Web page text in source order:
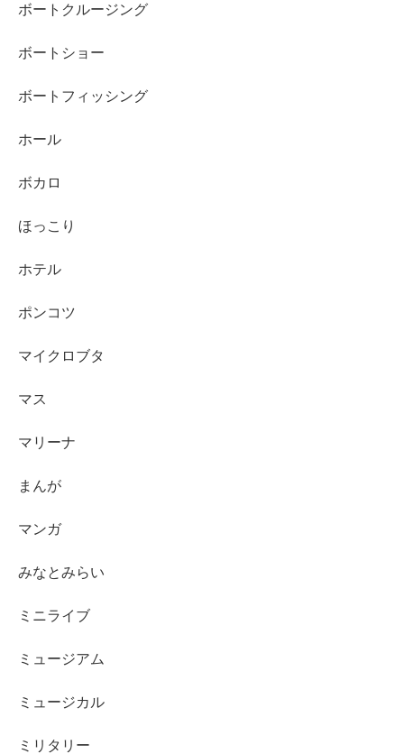
ボートクルージング
ボートショー
ボートフィッシング
ホール
ボカロ
ほっこり
ホテル
ポンコツ
マイクロブタ
マス
マリーナ
まんが
マンガ
みなとみらい
ミニライブ
ミュージアム
ミュージカル
ミリタリー